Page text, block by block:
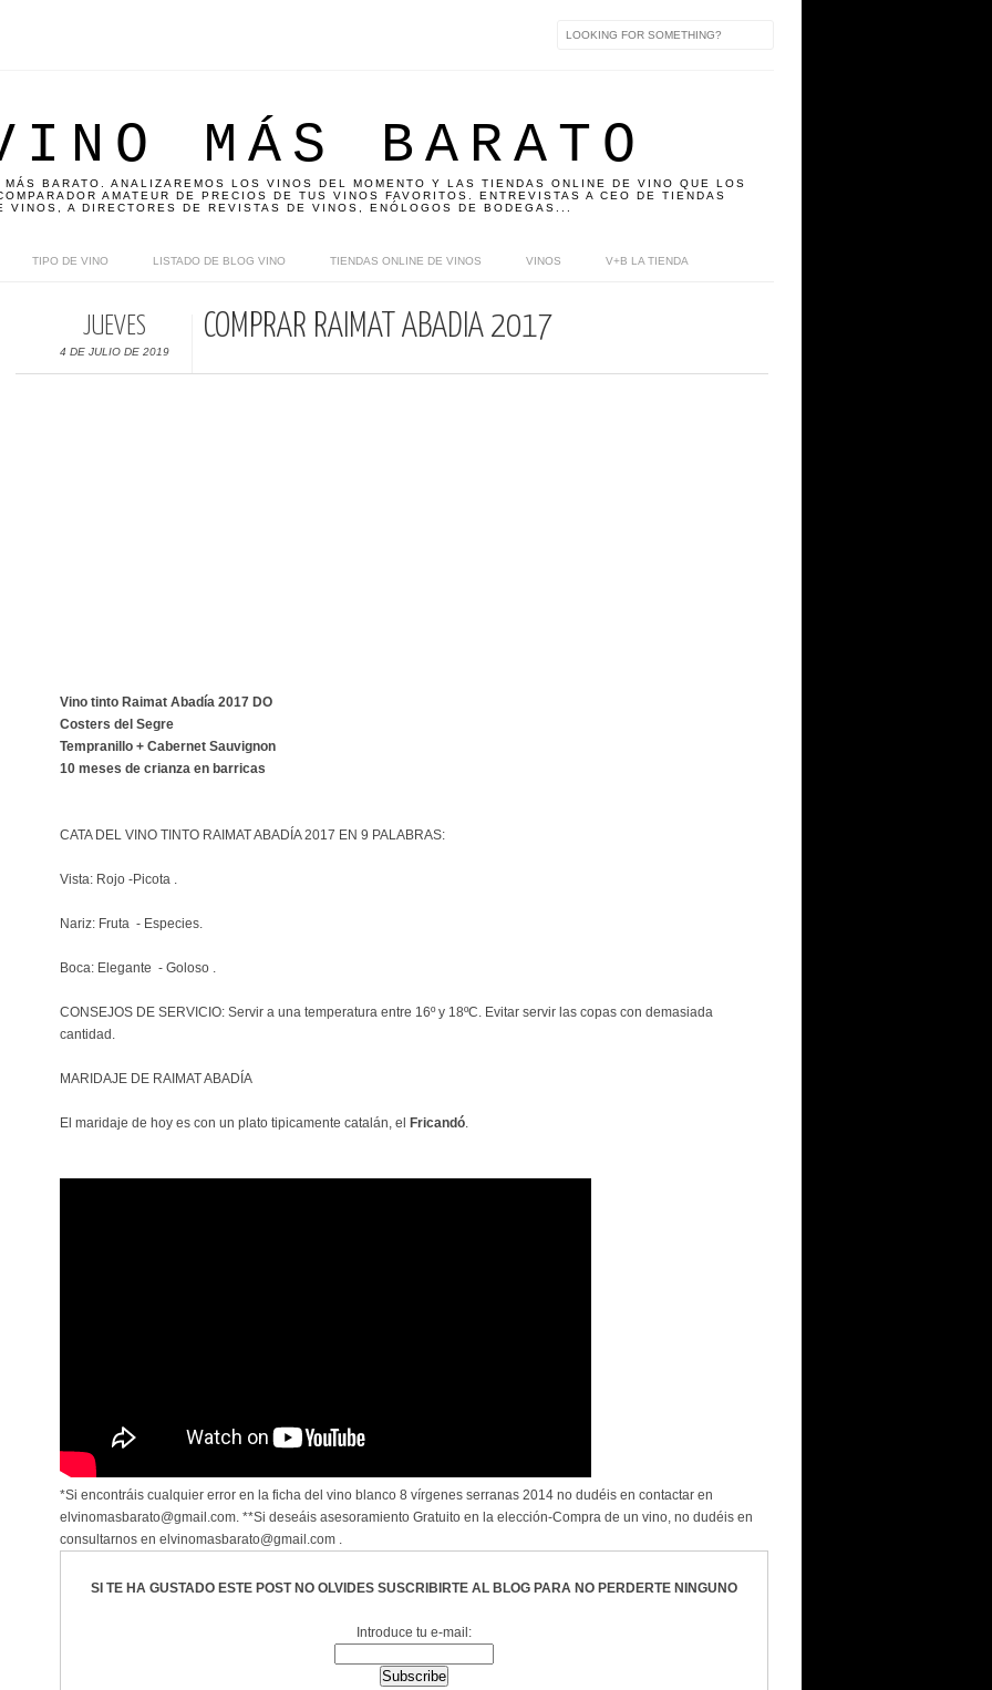
MÁS BARATO
BARATO. ANALIZAREMOS LOS VINOS DEL MOMENTO Y LAS TIENDAS ONLINE DE VINO QUE LOS
AMATEUR DE PRECIOS DE TUS VINOS FAVORITOS. ENTREVISTAS A CEO DE TIENDAS
VINOS, A DIRECTORES DE REVISTAS DE VINOS, ENÓLOGOS DE BODEGAS...
TIPO DE VINO LISTADO DE BLOG VINO TIENDAS ONLINE DE VINOS VINOS V+B LA TIENDA
JUEVES
4 DE JULIO DE 2019
COMPRAR RAIMAT ABADÍA 2017
Vino tinto Raimat Abadía 2017 DO
Costers del Segre
Tempranillo + Cabernet Sauvignon
10 meses de crianza en barricas
CATA DEL VINO TINTO RAIMAT ABADÍA 2017 EN 9 PALABRAS:
Vista: Rojo -Picota .
Nariz: Fruta - Especies.
Boca: Elegante - Goloso .
CONSEJOS DE SERVICIO: Servir a una temperatura entre 16º y 18ºC. Evitar servir las copas con demasiada
cantidad.
MARIDAJE DE RAIMAT ABADÍA
El maridaje de hoy es con un plato tipicamente catalán, el Fricandó.
*Si encontráis cualquier error en la ficha del vino blanco 8 vírgenes serranas 2014 no dudéis en contactar en
elvinomasbarato@gmail.com. **Si deseáis asesoramiento Gratuito en la elección-Compra de un vino, no dudéis en
consultarnos en elvinomasbarato@gmail.com .
SI TE HA GUSTADO ESTE POST NO OLVIDES SUSCRIBIRTE AL BLOG PARA NO PERDERTE NINGUNO
Introduce tu e-mail: